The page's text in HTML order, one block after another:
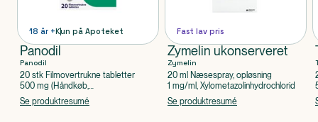
18 år +Kun på Apoteket
Panodil
Panodil
20 stk Filmovertrukne tabletter
500 mg (Håndkøb,
apoteksforbeholdt), Paracetamol
Se produktresumé
Fast lav pris
Zymelin ukonserveret
Zymelin
20 ml Næsespray, opløsning
1 mg/ml, Xylometazolinhydrochlorid
Se produktresumé